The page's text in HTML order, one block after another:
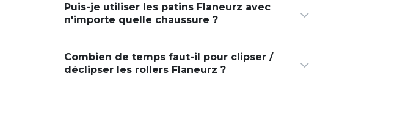
Puis-je utiliser les patins Flaneurz avec
n'importe quelle chaussure ?
Combien de temps faut-il pour clipser /
déclipser les rollers Flaneurz ?